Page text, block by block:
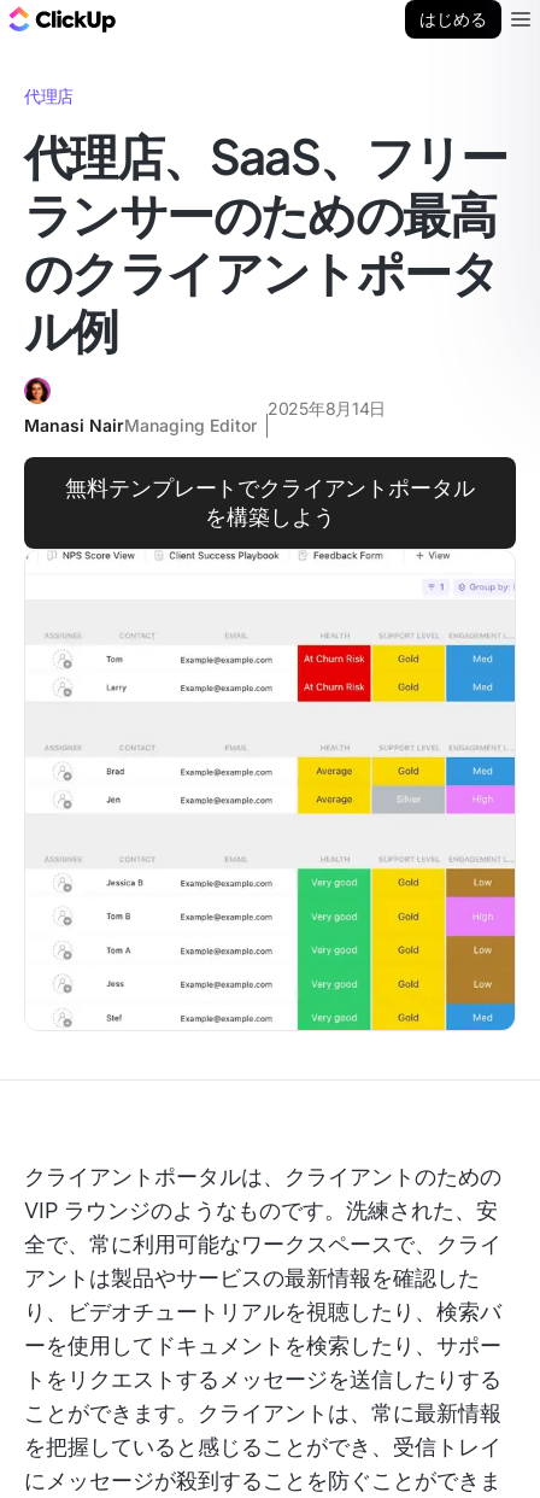
はじめる
代理店
代理店、SaaS、フリー
ランサーのための最高
のクライアントポータ
ル例
Manasi NairManaging Editor
2025年8月14日
無料テンプレートでクライアントポータル
を構築しよう
クライアントポータルは、クライアントのための
VIP ラウンジのようなものです。洗練された、安
全で、常に利用可能なワークスペースで、クライ
アントは製品やサービスの最新情報を確認した
り、ビデオチュートリアルを視聴したり、検索バ
ーを使用してドキュメントを検索したり、サポー
トをリクエストするメッセージを送信したりする
ことができます。クライアントは、常に最新情報
を把握していると感じることができ、受信トレイ
にメッセージが殺到することを防ぐことができま